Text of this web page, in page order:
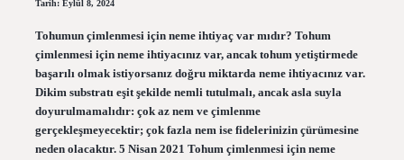
Tarih: Eylül 8, 2024
Tohumun çimlenmesi için neme ihtiyaç var mıdır? Tohum
çimlenmesi için neme ihtiyacınız var, ancak tohum yetiştirmede
başarılı olmak istiyorsanız doğru miktarda neme ihtiyacınız var.
Dikim substratı eşit şekilde nemli tutulmalı, ancak asla suyla
doyurulmamalıdır: çok az nem ve çimlenme
gerçekleşmeyecektir; çok fazla nem ise fidelerinizin çürümesine
neden olacaktır. 5 Nisan 2021 Tohum çimlenmesi için neme